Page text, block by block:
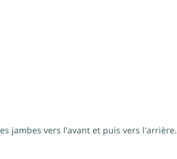
jambes vers l'avant et puis vers l'arrière.